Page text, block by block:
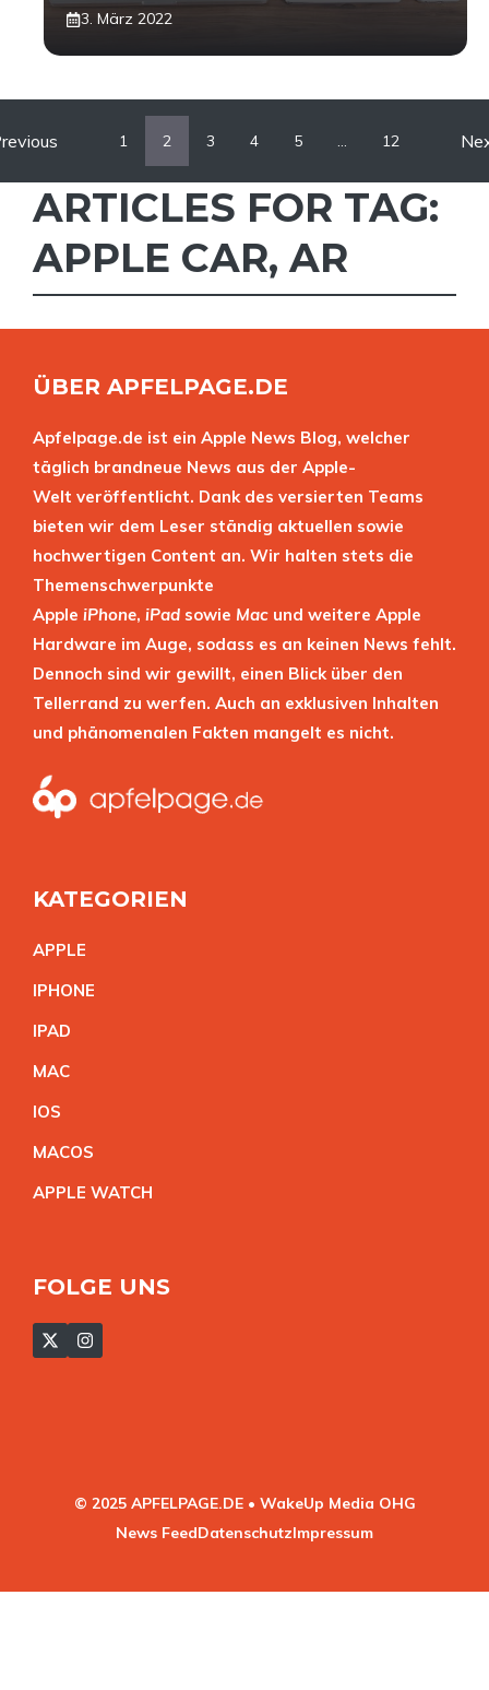
3. März 2022
1 2 3 4 5 … 12
ARTICLES FOR TAG:
APPLE CAR,AR
ÜBER APFELPAGE.DE
Apfelpage.de ist ein Apple News Blog, welcher
täglich brandneue News aus der Apple-
Welt veröffentlicht. Dank des versierten Teams
bieten wir dem Leser ständig aktuellen sowie
hochwertigen Content an. Wir halten stets die
Themenschwerpunkte
Apple iPhone, iPad sowie Mac und weitere Apple
Hardware im Auge, sodass es an keinen News fehlt.
Dennoch sind wir gewillt, einen Blick über den
Tellerrand zu werfen. Auch an exklusiven Inhalten
und phänomenalen Fakten mangelt es nicht.
KATEGORIEN
APPLE
IPHONE
IPAD
MAC
IOS
MACOS
APPLE WATCH
FOLGE UNS
© 2025 APFELPAGE.DE • WakeUp Media OHG
News FeedDatenschutzImpressum